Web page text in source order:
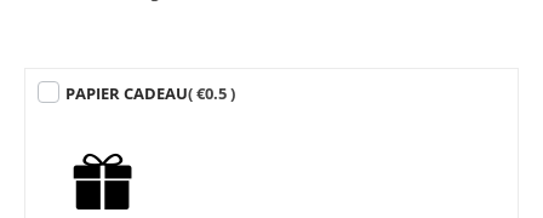
PAPIER CADEAU( €0.5 )